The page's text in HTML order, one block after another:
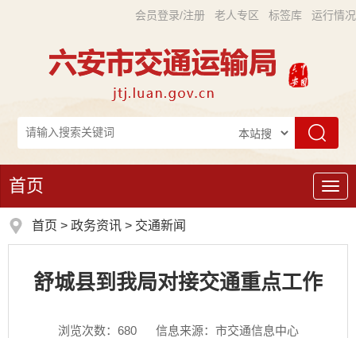
会员登录/注册 老人专区 标签库 运行情况
导
航
首页
首页 > 政务资讯 > 交通新闻
舒城县到我局对接交通重点工作
浏览次数： 680
信息来源：市交通信息中心